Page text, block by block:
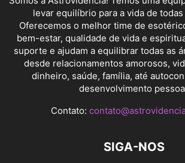
levar equilíbrio para a vida de todas
Oferecemos o melhor time de
bem-estar, qualidade de vida e
suporte e ajudam a equilibrar todas as
desde relacionamentos amorosos,
dinheiro, saúde, família, até
desenvolvimento
Contato:
SIGA-NOS